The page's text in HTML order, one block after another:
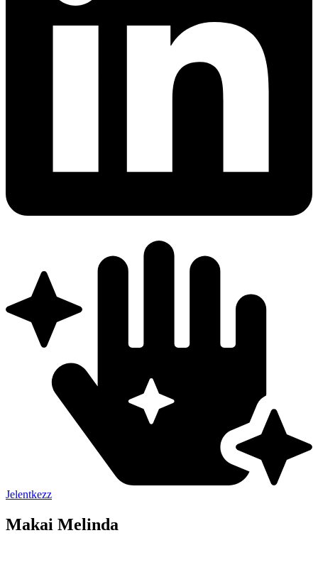
Jelentkezz
Makai Melinda